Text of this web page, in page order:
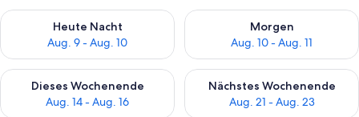
Heute Nacht
Aug. 9 - Aug. 10
Überprüfe die Verfügbarkeit für heute Nacht, Aug. 9 - Aug.
Morgen
Aug. 10 - Aug. 11
Überprüfe die Verfügbarkeit
Dieses Wochenende
Aug. 14 - Aug. 16
Überprüfe die Verfügbarkeit für dieses Wochenende, Aug. 14
Nächstes Wochenende
Aug. 21 - Aug. 23
Überprüfe die Verfügbarkeit